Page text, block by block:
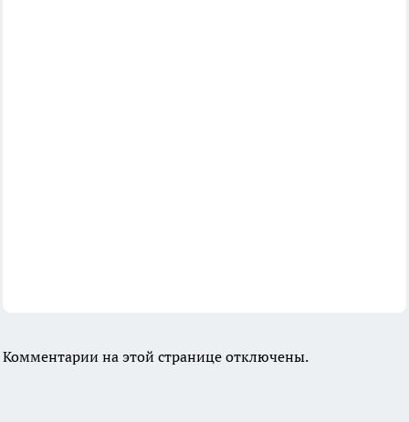
Комментарии на этой странице отключены.